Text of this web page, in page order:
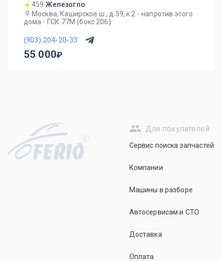
459 Железогло
Москва, Каширское ш., д.59, к.2 - напротив этого
дома - ГСК 77М (бокс 206)
(903) 204-20-33
55 000
R
Для покупателей
Сервис поиска запчастей
Компании
Машины в разборе
Автосервисам и СТО
Доставка
Оплата